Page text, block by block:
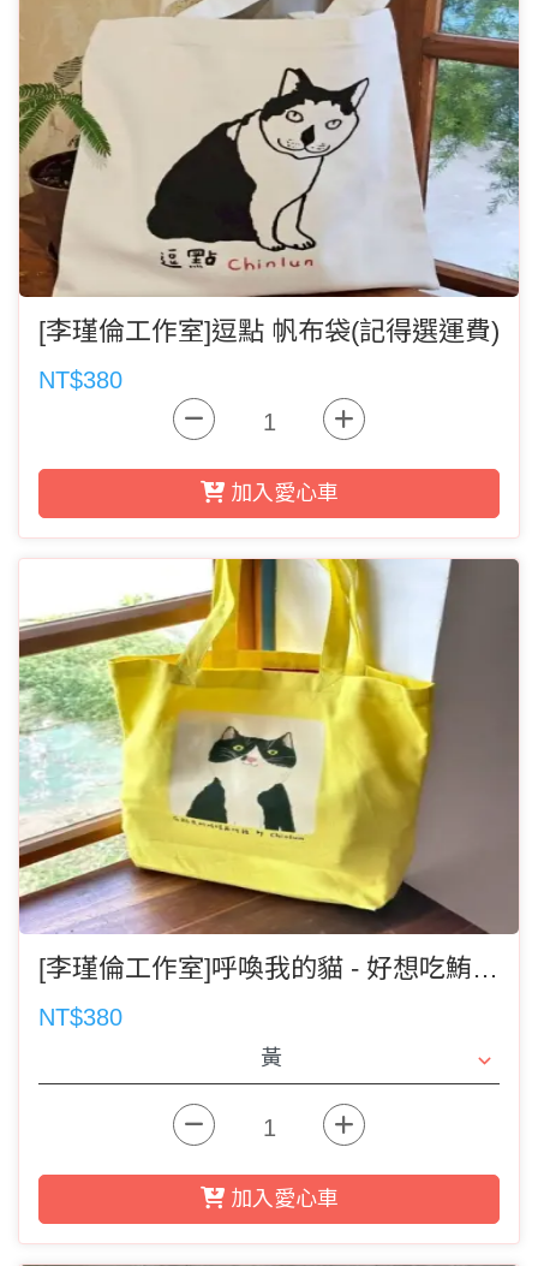
[李瑾倫工作室]逗點 帆布袋(記得選運費)
NT$380
加入愛心車
[李瑾倫工作室]呼喚我的貓 - 好想吃鮪魚 有底帆布袋(記得選運費)
NT$380
加入愛心車